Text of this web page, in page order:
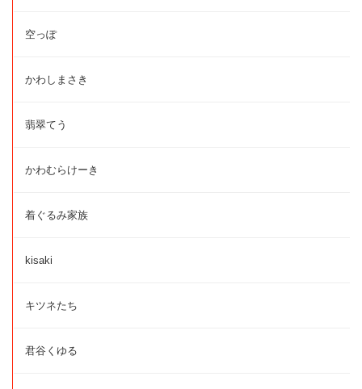
空っぽ
かわしまさき
翡翠てう
かわむらけーき
着ぐるみ家族
kisaki
キツネたち
君谷くゆる